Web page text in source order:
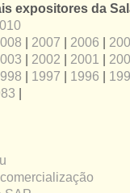
expositores da
| 2007 | 2006 |
| 2002 | 2001 |
| 1997 | 1996 |
|